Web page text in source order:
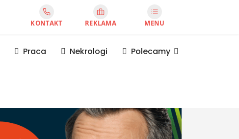
KONTAKT REKLAMA MENU
Praca Nekrologi Polecamy